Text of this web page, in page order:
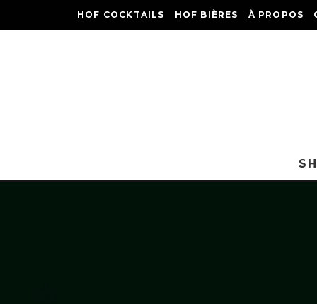
HOF COCKTAILS HOF BIÈRES À PROPOS